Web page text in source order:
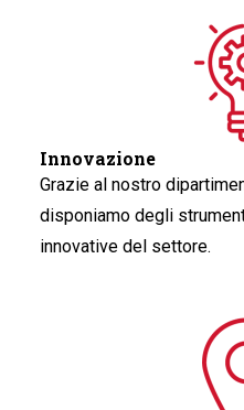
Innovazione
Grazie al nostro
disponiamo degli
innovative del settore.